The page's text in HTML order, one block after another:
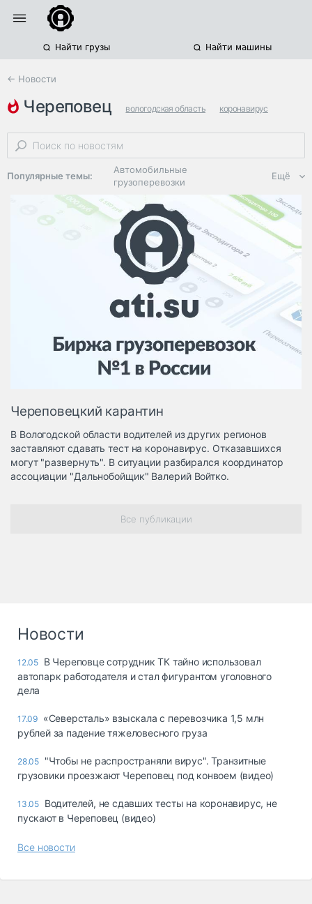
Найти грузы Найти машины
← Новости
череповец вологодская область коронавирус
карантин
Популярные темы:
Автомобильные
грузоперевозки
Региональная
логистика
ЭДО, ИТ в
логистике
Дороги,
инфраструктура
Логистика, грузы
Негабаритные и
опасные грузы
Безопасность и
Таможня и ВЭД
Склады и
грузовые
терминалы
Коммерческий
Спецтехника
Ещё
Череповецкий карантин
В Вологодской области водителей из других регионов
заставляют сдавать тест на коронавирус. Отказавшихся
могут "развернуть". В ситуации разбирался координатор
ассоциации "Дальнобойщик" Валерий Войтко.
Все публикации
Новости
12.05 В Череповце сотрудник ТК тайно использовал
автопарк работодателя и стал фигурантом уголовного
дела
17.09 «Северсталь» взыскала с перевозчика 1,5 млн
рублей за падение тяжеловесного груза
28.05 "Чтобы не распространяли вирус". Транзитные
грузовики проезжают Череповец под конвоем (видео)
13.05 Водителей, не сдавших тесты на коронавирус, не
пускают в Череповец (видео)
Все новости